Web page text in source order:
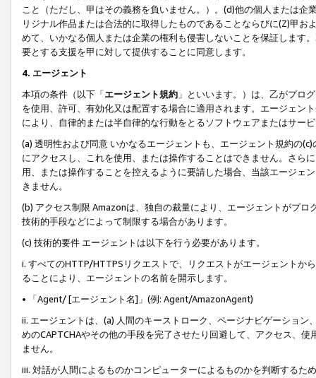
こと（ただし、甲はその義務を負いません。）。(d)他の個人または
リジナル作品または合法的に取得したものであることならびに(Z)甲
めて、いかなる個人または企業の権利も侵害しないことを保証します
要とする支援を甲に対して提供することに同意します。
4. エージェント
本項の条件（以下「エージェント規約 」といいます。）は、乙がプロ
を使用、許可、有効化又は配置する場合に適用されます。エージェン
により、自律的または半自律的な行動をとるソフトウェアまたはサー
(a) 透明性および同意 いかなるエージェントも、エージェント規約の
にアクセスし、これを使用、または操作することはできません。さら
用、または操作することを控えるように要請した場合、当該エージェ
きません。
(b) アクセス制限 Amazonは、独自の裁量により、エージェントがプ
技術的手段などによって制限する場合があります。
(c) 技術的要件 エージェントは以下を行う必要があります。
i. すべてのHTTP/HTTPSリクエストで、リクエストがエージェントか
ることにより、エージェントの名前を開示します。
• 「Agent/ [エージェント名]」(例: Agent/AmazonAgent)
ii. エージェントは、(a) 人間のキーストローク、ページナビゲーショ
めのCAPTCHAやその他の手段を完了させたり回避して、アクセス、
ません。
iii. 対話が人間によるものかコンピューターによるものかを判断するた